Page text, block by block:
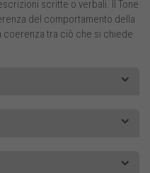
scritte o verbali. Il Tone
del comportamento della
coerenza tra ciò che si chiede